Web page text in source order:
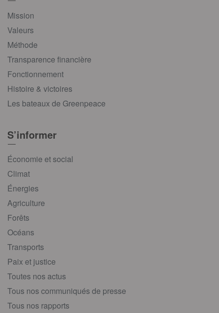
Mission
Valeurs
Méthode
Transparence financière
Fonctionnement
Histoire & victoires
Les bateaux de Greenpeace
S’informer
Économie et social
Climat
Énergies
Agriculture
Forêts
Océans
Transports
Paix et justice
Toutes nos actus
Tous nos communiqués de presse
Tous nos rapports